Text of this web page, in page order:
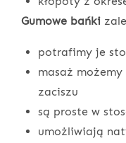
Gumowe bańki
potrafimy je
masaż możemy
zaciszu
są proste w
umożliwiają